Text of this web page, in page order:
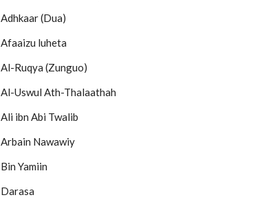
Adhkaar (Dua)
Afaaizu luheta
Al-Ruqya (Zunguo)
Al-Uswul Ath-Thalaathah
Ali ibn Abi Twalib
Arbain Nawawiy
Bin Yamiin
Darasa